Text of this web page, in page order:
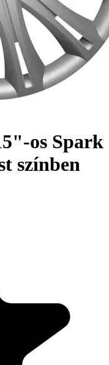
os Spark
színben